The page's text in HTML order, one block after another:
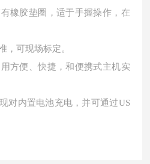
橡胶垫圈，适于手握操作，在
，可现场标定。
方便、快捷，和便携式主机实
对内置电池充电，并可通过US